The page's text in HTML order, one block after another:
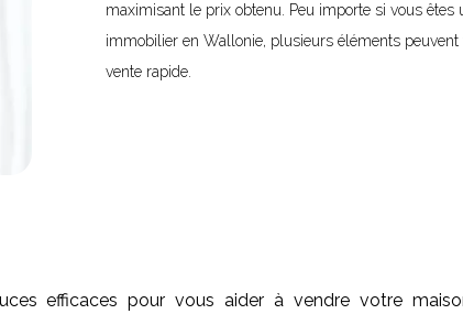
maximisant le prix obtenu. Peu importe si vous
immobilier en Wallonie, plusieurs éléments
vente rapide.
efficaces pour vous aider à vendre votre